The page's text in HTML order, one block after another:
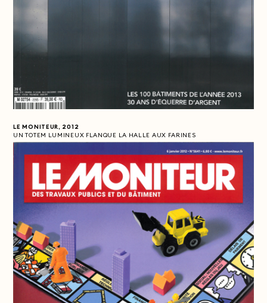
LE MONITEUR, 2012
UN TOTEM LUMINEUX FLANQUE LA HALLE AUX FARINES